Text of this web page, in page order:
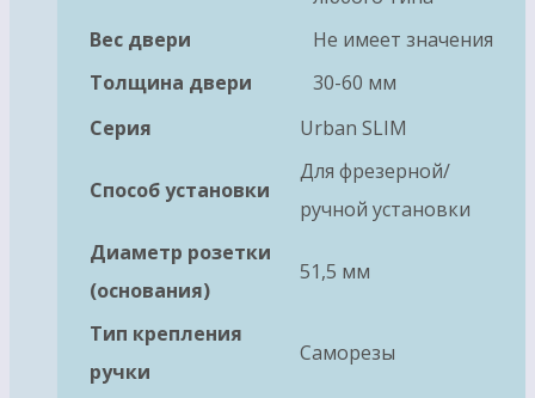
Вес двери
Не имеет значения
Толщина двери
30-60 мм
Серия
Urban SLIM
Способ установки
Для фрезерной/
ручной установки
Диаметр розетки
(основания)
51,5 мм
Тип крепления
ручки
Саморезы